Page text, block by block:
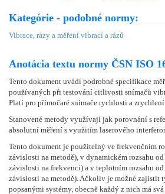
Kategórie - podobné normy:
Vibrace, rázy a měření vibrací a rázů
Anotácia textu normy ČSN ISO
Tento dokument uvádí podrobné specifikace
používaných při testování citlivosti snímačů
Platí pro přímočaré snímače rychlosti a zrychlení.
Stanovené metody využívají jak porovnání s
absolutní měření s využitím laserového
Tento dokument je použitelný ve frekvenčním
závislosti na metodě), v dynamickém rozsahu
závislosti na frekvenci) a v teplotním rozsahu od
závislosti na metodě). Ačkoliv je možné zajistit
popsanými systémy, obecně každý z nich má